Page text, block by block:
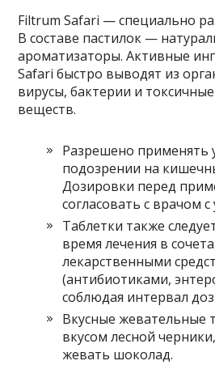
Filtrum Safari — специально
В составе пастилок —
ароматизаторы. Активные
Safari быстро выводят из
вирусы, бактерии и
веществ.
Разрешено применять
подозрении на
Дозировки перед
согласовать с врачом
Таблетки также
время лечения в
лекарственными
(антибиотиками,
соблюдая интервал
Вкусные жевательные
вкусом лесной
жевать шоколад.